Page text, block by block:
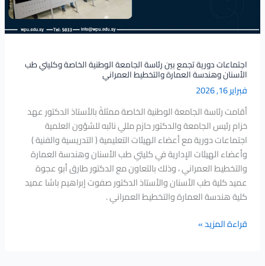
اجتماعات دورية تجمع بين رئاسة الجامعة الوطنية الخاصة وكليتي طب
الأسنان وهندسة العمارة والتخطيط العمراني
فبراير 16, 2026
أقامت رئاسة الجامعة الوطنية الخاصة ممثلةً بالأستاذ الدكتور عهد
خزام رئيس الجامعة والدكتور حازم مللي نائبه للشؤون العلمية
اجتماعات دورية مع أعضاء الهيئات التعليمية ( التدريسية والفنية )
وأعضاء الهيئات الإدارية في كليتي طب الأسنان وهندسة العمارة
والتخطيط العمراني ، وذلك بالتعاون مع الدكتور طارق أبو عجوة
عميد كلية طب الأسنان والأستاذ الدكتور صفوت إبراهيم باشا عميد
كلية هندسة العمارة والتخطيط العمراني .
طب
وهندسة
العمارة
والتخطيط
العمراني
قراءة المزيد »